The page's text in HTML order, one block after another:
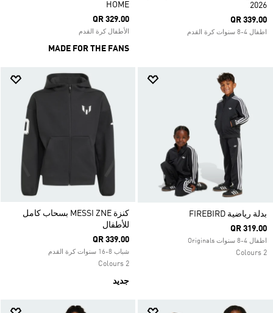
2026
QR 339.00
اطفال 4-8 سنوات كرة القدم
HOME
QR 329.00
الأطفال كرة القدم
MADE FOR THE FANS
بدلة رياضية FIREBIRD
QR 319.00
اطفال 4-8 سنوات Originals
2 Colours
كنزة MESSI ZNE بسحاب كامل
للأطفال
QR 339.00
شباب 8-16 سنوات كرة القدم
2 Colours
جديد